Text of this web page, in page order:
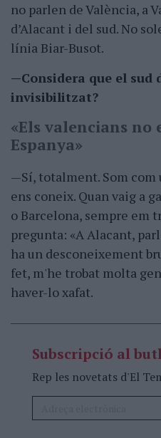
no parlen de València, a
d’Alacant i del sud. No
línia Biar-Busot.
—Considera que el sud
invisibilitzat?
«Els valencians no
Espanya»
—Sí, totalment. Som com
ens coneix. Quan vaig a
o Barcelona, sempre em
pregunta: «A Alacant,
ha un desconeixement
fet, m'he trobat molta
haver-lo xafat.
Subscripció al
Rep les novetats d'El